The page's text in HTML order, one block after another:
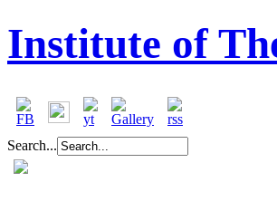
Institute of
Search...